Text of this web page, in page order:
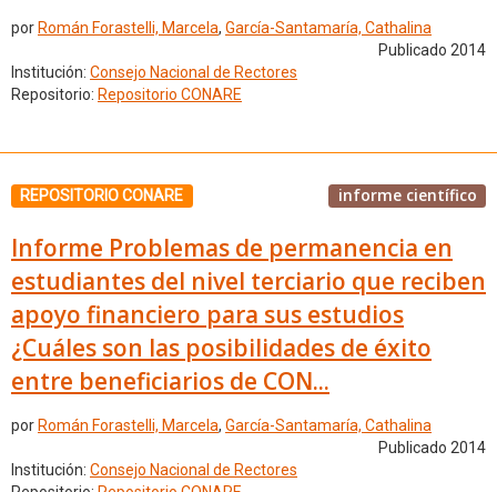
por Román Forastelli, Marcela, García-Santamaría, Cathalina
Publicado 2014
Institución: Consejo Nacional de Rectores
Repositorio: Repositorio CONARE
REPOSITORIO CONARE informe científico
Informe Problemas de permanencia en
estudiantes del nivel terciario que reciben
apoyo financiero para sus estudios
¿Cuáles son las posibilidades de éxito
entre beneficiarios de CON...
por Román Forastelli, Marcela, García-Santamaría, Cathalina
Publicado 2014
Institución: Consejo Nacional de Rectores